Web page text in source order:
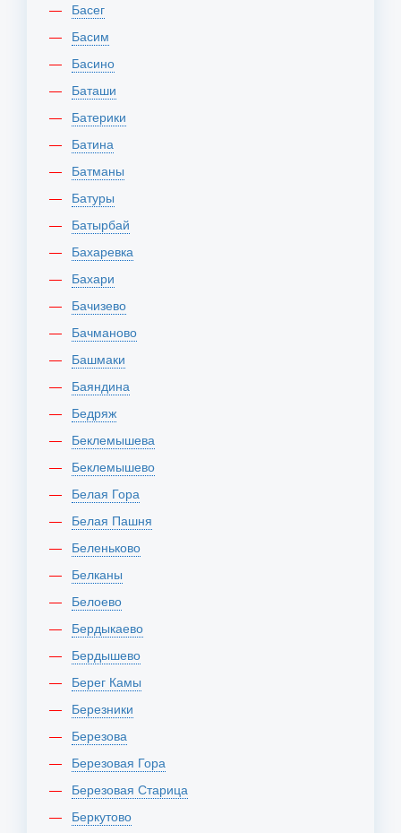
Басег
Басим
Басино
Баташи
Батерики
Батина
Батманы
Батуры
Батырбай
Бахаревка
Бахари
Бачизево
Бачманово
Башмаки
Баяндина
Бедряж
Беклемышева
Беклемышево
Белая Гора
Белая Пашня
Беленьково
Белканы
Белоево
Бердыкаево
Бердышево
Берег Камы
Березники
Березова
Березовая Гора
Березовая Старица
Беркутово